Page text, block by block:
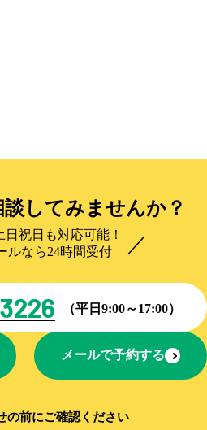
してみませんか？
祝日も対応可能！
ルなら24時間受付
（平日9:00～17:00）
メールで予約する
の前にご確認ください